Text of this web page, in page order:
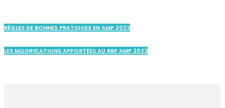
RÈGLES DE BONNES PRATIQUES EN AMP 2023
LES MODIFICATIONS APPORTÉES AU RBP AMP 2023